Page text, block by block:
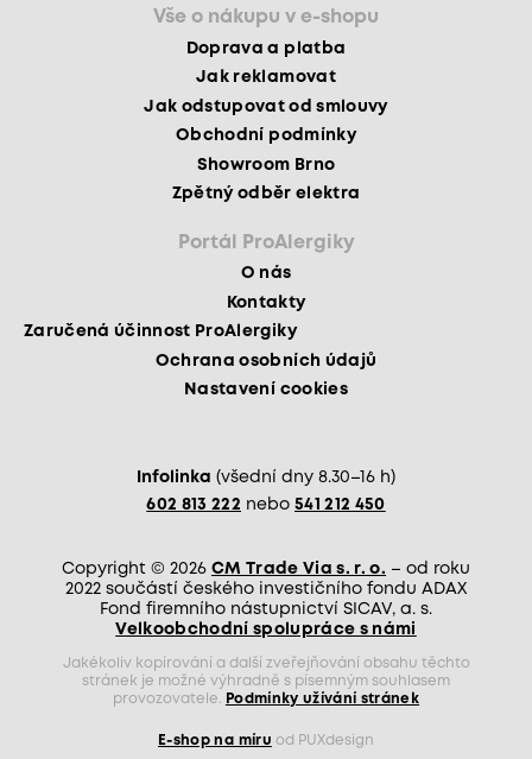
Vše o nákupu v e-shopu
Doprava a platba
Jak reklamovat
Jak odstupovat od smlouvy
Obchodní podmínky
Showroom Brno
Zpětný odběr elektra
Portál ProAlergiky
O nás
Kontakty
Zaručená účinnost ProAlergiky
Ochrana osobních údajů
Nastavení cookies
Infolinka (všední dny 8.30–16 h)
602 813 222 nebo 541 212 450
Copyright © 2026 CM Trade Via s. r. o. – od roku
2022 součástí českého investičního fondu ADAX
Fond firemního nástupnictví SICAV, a. s.
Velkoobchodní spolupráce s námi
Jakékoliv kopírování a další zveřejňování obsahu těchto
stránek je možné výhradně s písemným souhlasem
provozovatele.
Podmínky užívání stránek
E-shop na míru od PUXdesign